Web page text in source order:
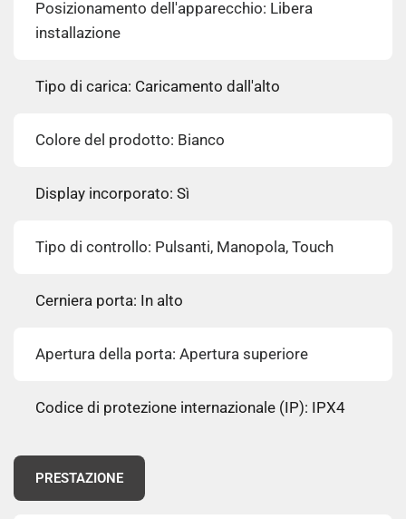
Posizionamento dell'apparecchio: Libera
installazione
Tipo di carica: Caricamento dall'alto
Colore del prodotto: Bianco
Display incorporato: Sì
Tipo di controllo: Pulsanti, Manopola, Touch
Cerniera porta: In alto
Apertura della porta: Apertura superiore
Codice di protezione internazionale (IP): IPX4
PRESTAZIONE